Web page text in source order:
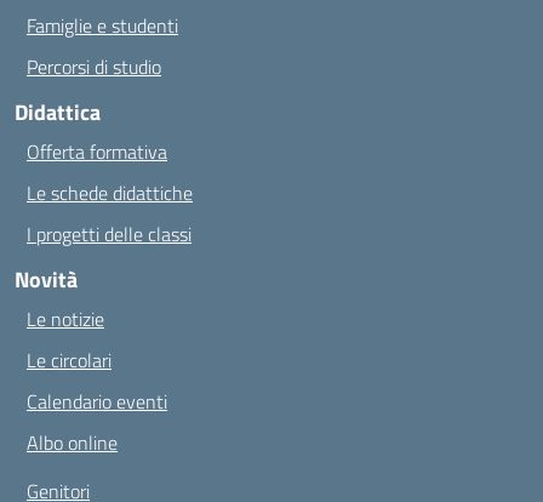
Famiglie e studenti
Percorsi di studio
Didattica
Offerta formativa
Le schede didattiche
I progetti delle classi
Novità
Le notizie
Le circolari
Calendario eventi
Albo online
Genitori